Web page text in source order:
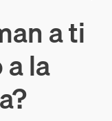
a ti
la